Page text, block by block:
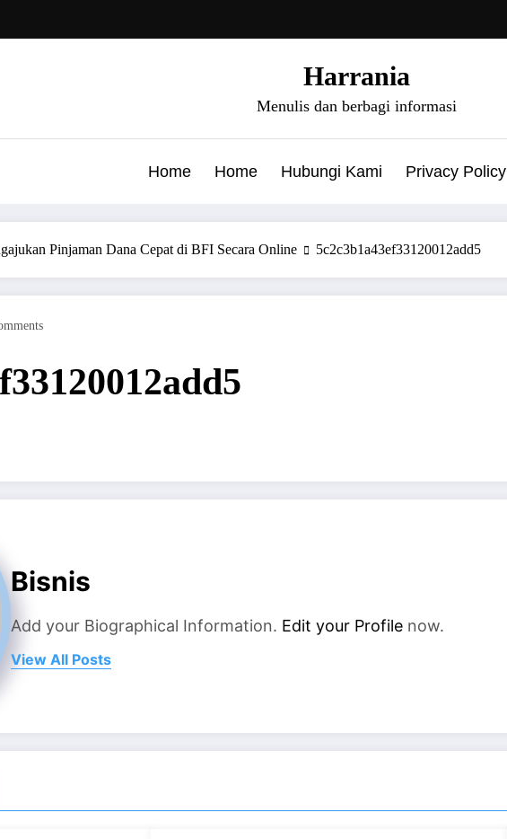
Harrania
Menulis dan berbagi informasi
Home Home Hubungi Kami Privacy Policy
Pinjaman Dana Cepat di BFI Secara Online 5c2c3b1a43ef33120012add5
Bisnis
Add your Biographical Information. Edit your Profile now.
View All Posts